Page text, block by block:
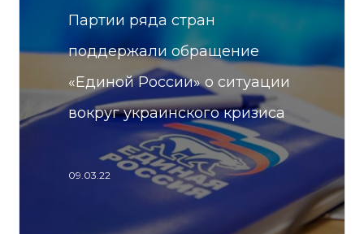
Партии ряда стран
поддержали обращение
«Единой России» о ситуации
вокруг украинского кризиса
09.03.22